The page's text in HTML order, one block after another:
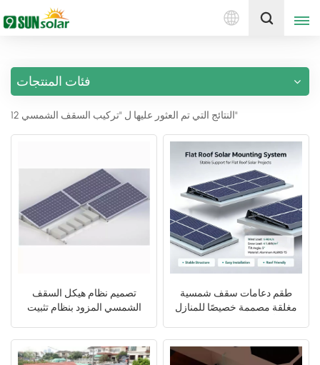
العربية
Deutsch
русский
italiano
español
português
العربية
日本語
إقتبس
فئات المنتجات
12 النتائج التي تم العثور عليها ل "تركيب السقف الشمسي"
تصميم نظام هيكل السقف
الشمسي المزود بنظام تثبيت
طقم دعامات سقف شمسية
مغلقة مصممة خصيصًا للمنازل